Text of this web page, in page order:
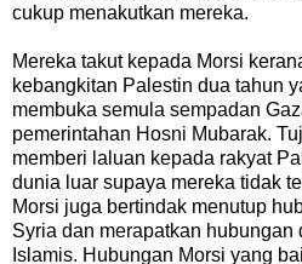
cukup menakutkan mereka.
Mereka takut kepada Morsi
kebangkitan Palestin dua tahun
membuka semula sempadan
pemerintahan Hosni Mubarak.
memberi laluan kepada rakyat
dunia luar supaya mereka tidak
Morsi juga bertindak menutup
Syria dan merapatkan hubungan
Islamis. Hubungan Morsi yang